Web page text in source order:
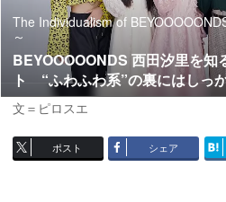
The Individualism of
～
BEYOOOOONDS 西田汐里を知
ト “ふわふわ系”の裏にはしっ
文＝ピロスエ
ポスト シェア